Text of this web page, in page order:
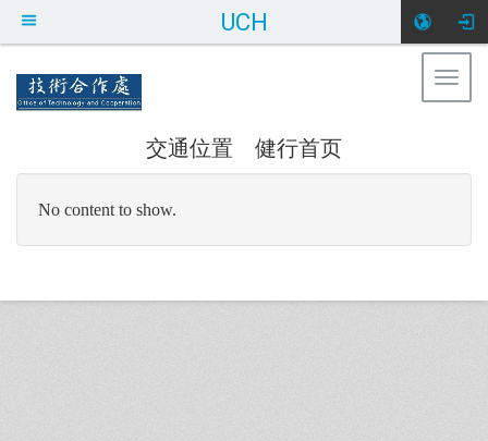
UCH
交通位置 健行首页
No content to show.